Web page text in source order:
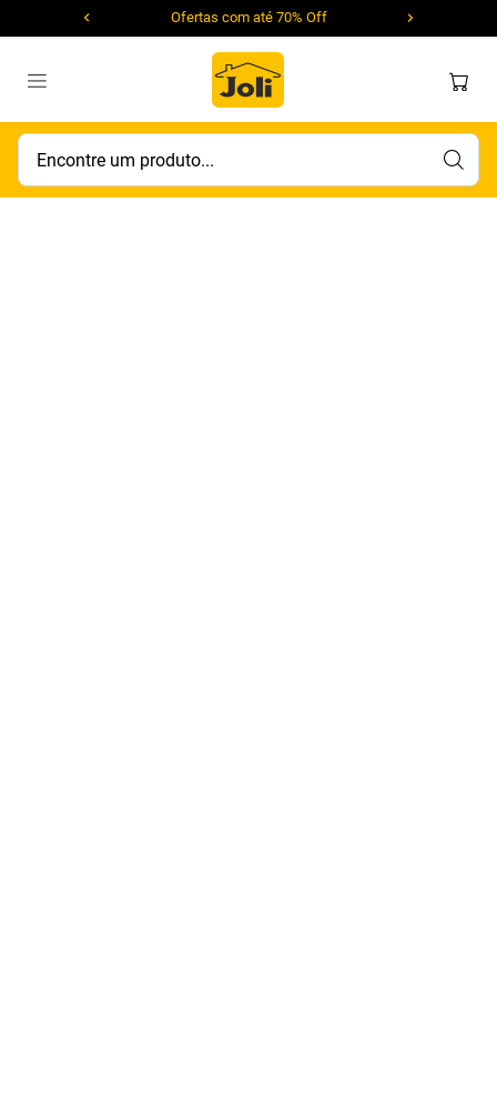
Ofertas com até 70% Off
Encontre um produto...